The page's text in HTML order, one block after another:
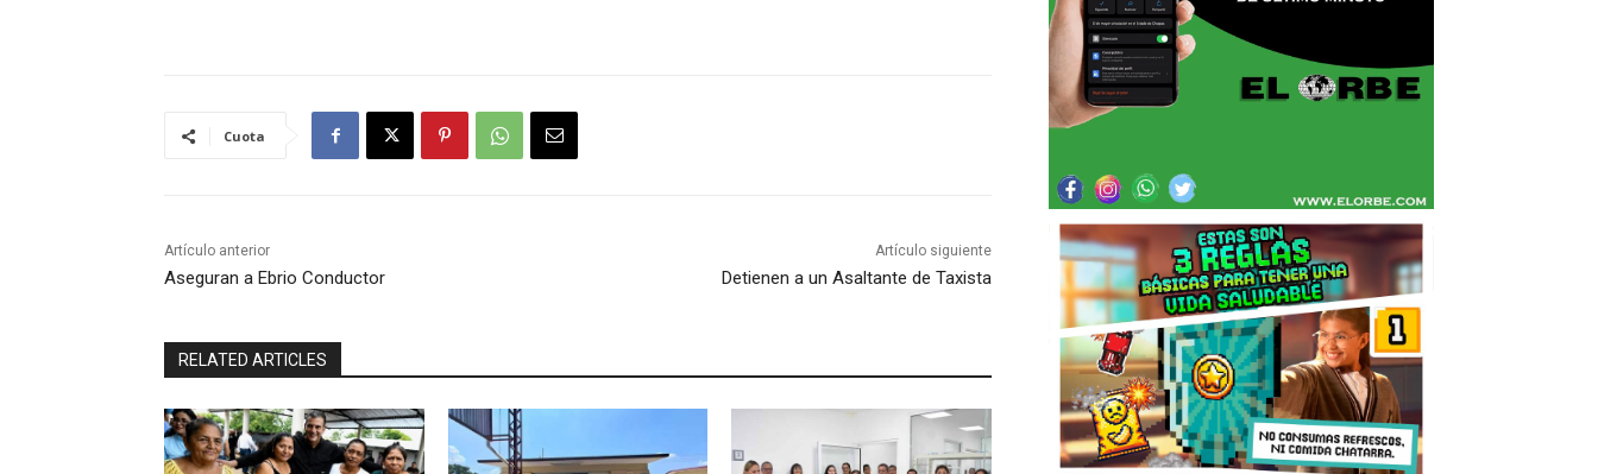
Cuota
Artículo anterior
Aseguran a Ebrio Conductor
Artículo siguiente
Detienen a un Asaltante de Taxista
RELATED ARTICLES